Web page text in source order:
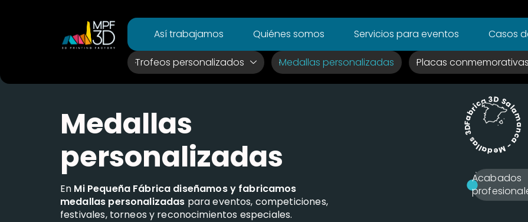
Así trabajamos Quiénes somos Servicios para eventos Casos
Trofeos personalizados Medallas personalizadas Placas conmemorativas
Medallas
personalizadas
En Mi Pequeña Fábrica diseñamos y fabricamos
medallas personalizadas para eventos, competiciones,
festivales, torneos y reconocimientos especiales.
Fabrica 3D Salamanca - Medallas 3D -
Acabados